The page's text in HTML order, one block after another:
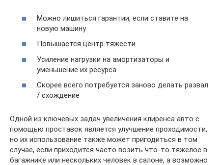
Можно лишиться гарантии, если ставите на
новую машину
Повышается центр тяжести
Усиление нагрузки на амортизаторы и
уменьшение их ресурса
Скорее всего потребуется заново делать развал
/ схождение
Одной из ключевых задач увеличения клиренса авто с
помощью проставок является улучшение проходимости,
но их использование также может пригодиться в том
случае, если приходится часто возить что-то тяжелое в
багажнике или нескольких человек в салоне, а возможно